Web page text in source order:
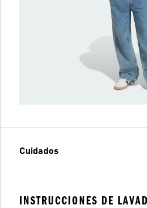
Cuidados
INSTRUCCIONES DE